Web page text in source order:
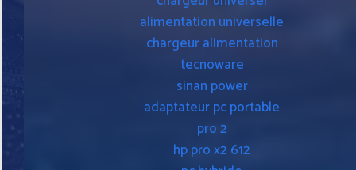
alimentation universelle
chargeur alimentation
tecnoware
sinan power
adaptateur pc portable
pro 2
hp pro x2 612